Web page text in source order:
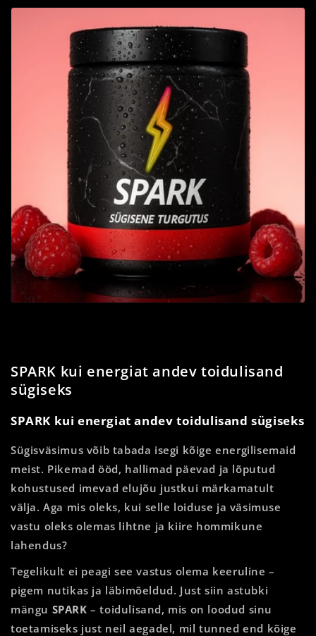
SPARK kui energiat andev toidulisand
sügiseks
SPARK kui energiat andev toidulisand sügiseks
Sügisväsimus võib tabada isegi kõige energilisemaid
meist. Pikemad ööd, hallimad päevad ja lõputud
kohustused imevad elujõu justkui märkamatult
välja. Aga mis oleks, kui selle loiduse ja väsimuse
vastu oleks olemas lihtne ja kiire hommikune
lahendus?
Tegelikult ei peagi see vastus olema keeruline –
pigem nutikas ja läbimõeldud. Just siin astubki
mängu SPARK – toidulisand, mis on loodud sinu
toetamiseks just neil aegadel, mil tunned end kõige